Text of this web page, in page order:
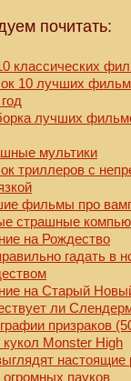
почитать:
классических
10 лучших
лучших
мультики
триллеров с
фильмы про
страшные
на Рождество
гадать в
на Старый
ли
призраков
кукол Monster High
настоящие
огромных пауков